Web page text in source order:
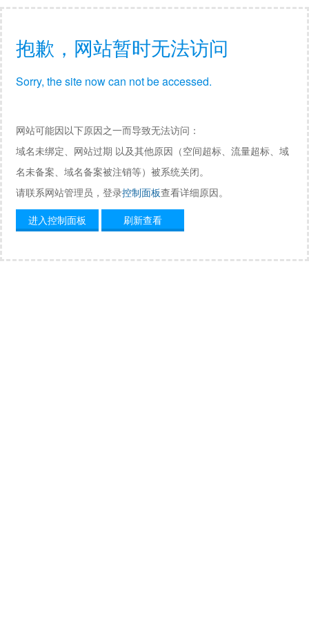
抱歉，网站暂时无法访问
Sorry, the site now can not be accessed.
网站可能因以下原因之一而导致无法访问：
域名未绑定、网站过期 以及其他原因（空间超标、流量超标、域
名未备案、域名备案被注销等）被系统关闭。
请联系网站管理员，登录控制面板查看详细原因。
进入控制面板
刷新查看